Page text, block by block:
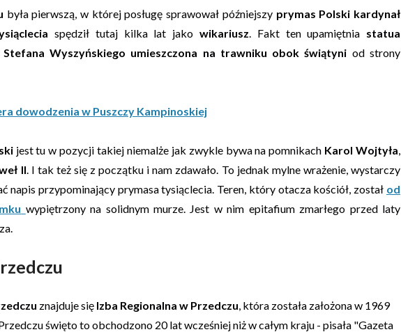
była pierwszą, w której posługę sprawował późniejszy prymas Polski kardynał
spędził tutaj kilka lat jako wikariusz . Fakt ten upamiętnia statua
Wyszyńskiego umieszczona na trawniku obok świątyni od strony
dowodzenia w Puszczy Kampinoskiej
jest tu w pozycji takiej niemalże jak zwykle bywa na pomnikach Karol Wojtyła
II . I tak też się z początku i nam zdawało. To jednak mylne wrażenie, wystarczy
napis przypominający prymasa tysiąclecia. Teren, który otacza kościół, został od
wypiętrzony na solidnym murze. Jest w nim epitafium zmarłego przed laty
znajduje się Izba Regionalna w Przedczu , która została założona w 1969
święto to obchodzono 20 lat wcześniej niż w całym kraju - pisała "Gazeta